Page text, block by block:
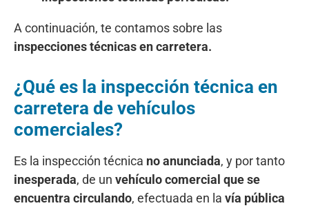
A continuación, te contamos sobre las
inspecciones técnicas en carretera.
¿Qué es la inspección técnica en
carretera de vehículos
comerciales?
Es la inspección técnica no anunciada, y por tanto
inesperada, de un vehículo comercial que se
encuentra circulando, efectuada en la vía pública